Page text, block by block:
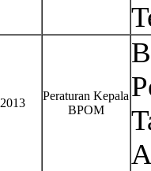
2013
Peraturan Kepala
BPOM